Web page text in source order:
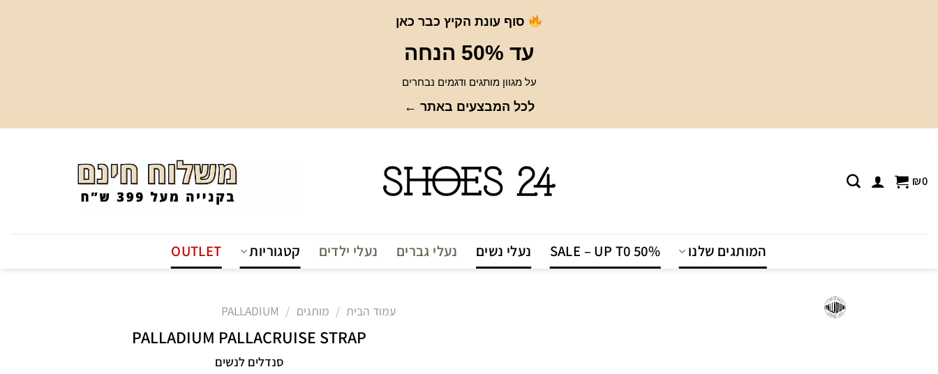
סוף עונת הקיץ כבר כאן
עד 50% הנחה
על מגוון מותגים ודגמים נבחרים
לכל המבצעים באתר ←
₪0
המותגים שלנו SALE – UP T0 50% נעלי נשים נעלי גברים נעלי ילדים קטגוריות OUTLET
עמוד הבית / מותגים /
PALLADIUM
PALLADIUM PALLACRUISE STRAP
סנדלים לנשים